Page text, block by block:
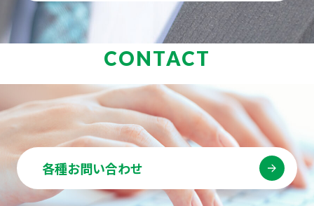
CONTACT
各種お問い合わせ